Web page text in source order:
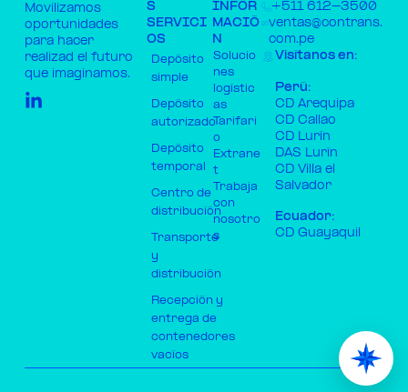
Movilizamos
oportunidades
para hacer
realizad el futuro
que imaginamos.
S
SERVICI
OS
Depósito
simple
Depósito
autorizado
Depósito
temporal
Centro de
distribución
Transporte
y
distribución
Recepción y
entrega de
contenedores
vacíos
INFOR
MACIÓ
N
Solucio
nes
logístic
as
Tarifari
o
Extrane
t
Trabaja
con
nosotro
s
+511 612-3500​
ventas@contrans.
com.pe ​
Visítanos en:
Perú:
CD Arequipa
CD Callao
CD Lurín
DAS Lurín
CD Villa el
Salvador
Ecuador:
CD Guayaquil